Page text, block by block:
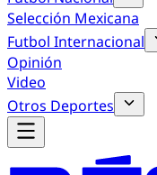
Selección Mexicana
Futbol Internacional
Opinión
Video
Otros Deportes